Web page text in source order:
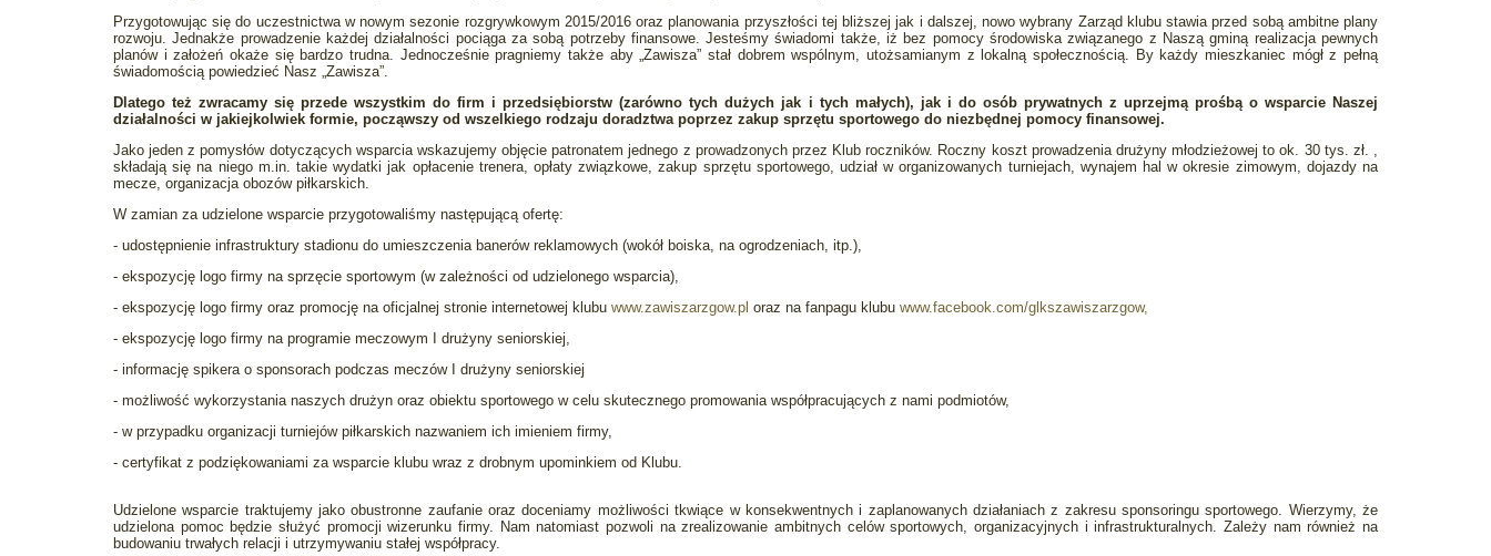
Przygotowując się do uczestnictwa w nowym sezonie rozgrywkowym 2015/2016 oraz planowania przyszłości tej bliższej jak i dalszej, nowo wybrany Zarząd klubu stawia przed sobą ambitne plany
rozwoju. Jednakże prowadzenie każdej działalności pociąga za sobą potrzeby finansowe. Jesteśmy świadomi także, iż bez pomocy środowiska związanego z Naszą gminą realizacja pewnych
planów i założeń okaże się bardzo trudna. Jednocześnie pragniemy także aby „Zawisza” stał dobrem wspólnym, utożsamianym z lokalną społecznością. By każdy mieszkaniec mógł z pełną
świadomością powiedzieć Nasz „Zawisza”.
Dlatego też zwracamy się przede wszystkim do firm i przedsiębiorstw (zarówno tych dużych jak i tych małych), jak i do osób prywatnych z uprzejmą prośbą o wsparcie Naszej
działalności w jakiejkolwiek formie, począwszy od wszelkiego rodzaju doradztwa poprzez zakup sprzętu sportowego do niezbędnej pomocy finansowej.
Jako jeden z pomysłów dotyczących wsparcia wskazujemy objęcie patronatem jednego z prowadzonych przez Klub roczników. Roczny koszt prowadzenia drużyny młodzieżowej to ok. 30 tys. zł. ,
składają się na niego m.in. takie wydatki jak opłacenie trenera, opłaty związkowe, zakup sprzętu sportowego, udział w organizowanych turniejach, wynajem hal w okresie zimowym, dojazdy na
mecze, organizacja obozów piłkarskich.
W zamian za udzielone wsparcie przygotowaliśmy następującą ofertę:
- udostępnienie infrastruktury stadionu do umieszczenia banerów reklamowych (wokół boiska, na ogrodzeniach, itp.),
- ekspozycję logo firmy na sprzęcie sportowym (w zależności od udzielonego wsparcia),
- ekspozycję logo firmy oraz promocję na oficjalnej stronie internetowej klubu www.zawiszarzgow.pl oraz na fanpagu klubu www.facebook.com/glkszawiszarzgow,
- ekspozycję logo firmy na programie meczowym I drużyny seniorskiej,
- informację spikera o sponsorach podczas meczów I drużyny seniorskiej
- możliwość wykorzystania naszych drużyn oraz obiektu sportowego w celu skutecznego promowania współpracujących z nami podmiotów,
- w przypadku organizacji turniejów piłkarskich nazwaniem ich imieniem firmy,
- certyfikat z podziękowaniami za wsparcie klubu wraz z drobnym upominkiem od Klubu.
Udzielone wsparcie traktujemy jako obustronne zaufanie oraz doceniamy możliwości tkwiące w konsekwentnych i zaplanowanych działaniach z zakresu sponsoringu sportowego. Wierzymy, że
udzielona pomoc będzie służyć promocji wizerunku firmy. Nam natomiast pozwoli na zrealizowanie ambitnych celów sportowych, organizacyjnych i infrastrukturalnych. Zależy nam również na
budowaniu trwałych relacji i utrzymywaniu stałej współpracy.